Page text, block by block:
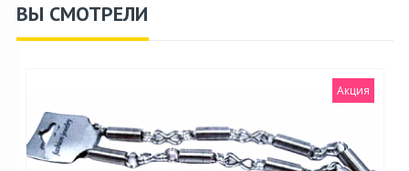
ВЫ СМОТРЕЛИ
Акция